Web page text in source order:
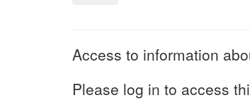
Access to information
Please log in to access